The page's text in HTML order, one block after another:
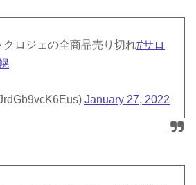
ロジェの全商品売り切れ#サロ
January 27, 2022